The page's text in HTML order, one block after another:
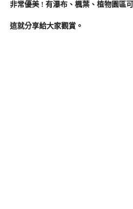
非常優美 ! 有瀑布、楓葉、植物園區
這就分享給大家觀賞。